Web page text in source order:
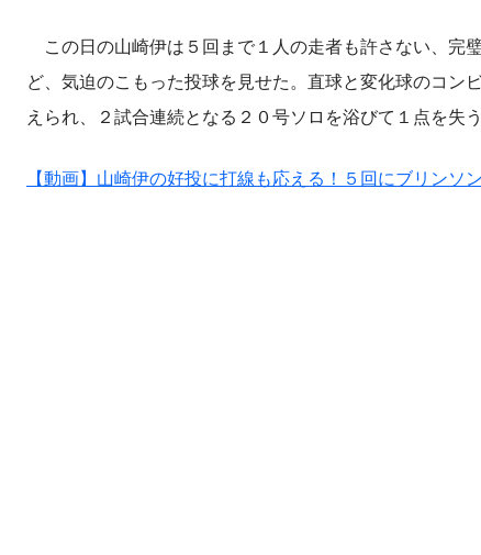
この日の山崎伊は５回まで１人の走者も許さない、完
ど、気迫のこもった投球を見せた。直球と変化球のコン
えられ、２試合連続となる２０号ソロを浴びて１点を失
【動画】山崎伊の好投に打線も応える！５回にブリンソ